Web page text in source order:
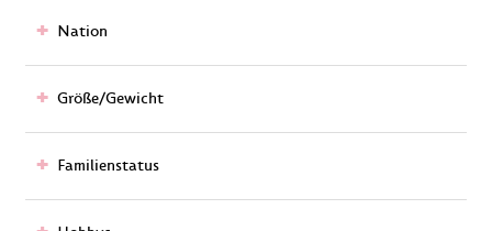
Nation
Größe/Gewicht
Familienstatus